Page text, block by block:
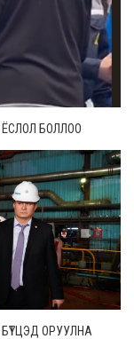
ЁСЛОЛ БОЛЛОО
ОРУУЛНА